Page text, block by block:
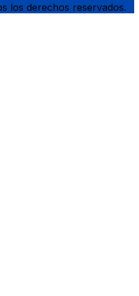
los derechos reservados.